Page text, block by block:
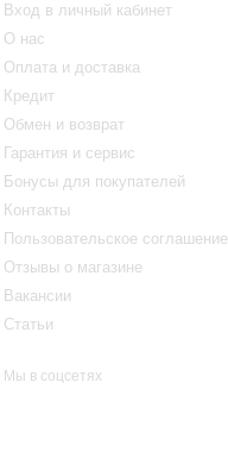
Вход в личный кабинет
О нас
Оплата и доставка
Кредит
Обмен и возврат
Гарантия и сервис
Бонусы для покупателей
Контакты
Пользовательское соглашение
Отзывы о магазине
Вакансии
Статьи
Мы в соцсетях